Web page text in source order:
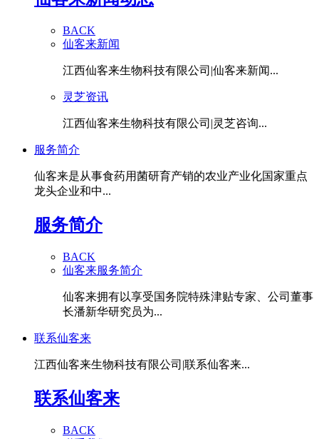
BACK
仙客来新闻
江西仙客来生物科技有限公司|仙客来新闻...
灵芝资讯
江西仙客来生物科技有限公司|灵芝咨询...
服务简介
仙客来是从事食药用菌研育产销的农业产业化国家重点
龙头企业和中...
服务简介
BACK
仙客来服务简介
仙客来拥有以享受国务院特殊津贴专家、公司董事
长潘新华研究员为...
联系仙客来
江西仙客来生物科技有限公司|联系仙客来...
联系仙客来
BACK